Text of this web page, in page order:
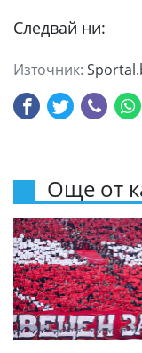
Следвай ни:
Източник:
Още от